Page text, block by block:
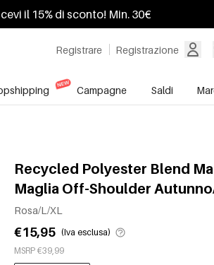
il 15% di sconto! Min. 30€
Registrare Registrazione
Campagne Saldi
Recycled Polyester Blend
Maglia Off-Shoulder
Rosa/L/XL
€15,95 (Iva esclusa)
MSRP €39,99